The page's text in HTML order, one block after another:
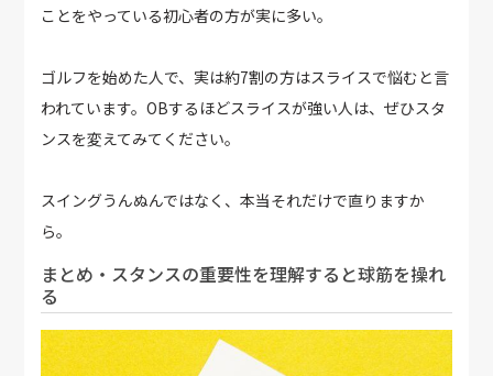
ことをやっている初心者の方が実に多い。
ゴルフを始めた人で、実は約7割の方はスライスで悩むと言
われています。OBするほどスライスが強い人は、ぜひスタ
ンスを変えてみてください。
スイングうんぬんではなく、本当それだけで直りますか
ら。
まとめ・スタンスの重要性を理解すると球筋を操れ
る